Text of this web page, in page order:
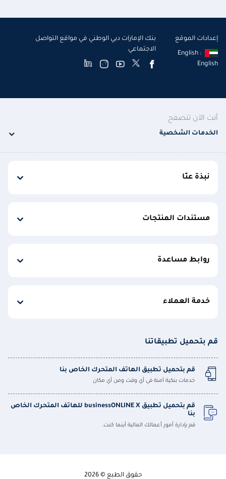
إعدادات الموقع
English :
English
بنك الإمارات دبي الوطني في مواقع التواصل
الاجتماعي
أنت الآن تتصفح
الخدمات الشخصية
نبذة عنّا
مستندات المنتجات
روابط مساعدة
خدمة العملاء
قم بتحميل تطبيقاتنا
قم بتحميل تطبيق الهاتف المتحرك الخاص بنا
خدمات بنكية آمنة في أي وقت ومن أي مكان
قم بتحميل تطبيق businessONLINE X للهاتف المتحرك الخاص
بنا
قم بإدارة أمور أعمالك المالية أينما كنت.
حقوق الطبع © 2026